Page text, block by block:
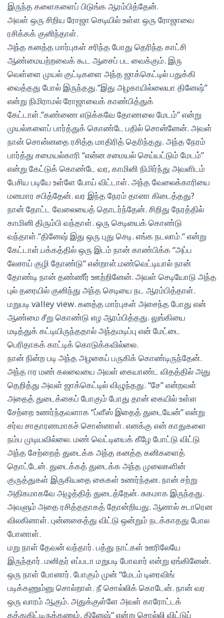
இருந்த களைகளைப் பிடுங்க ஆரம்பித்தேன்.
அவள் ஒரு சிறிய ரோஜா செடியில் உள்ள ஒரு ரோஜாவை
ரசிக்கக் குனிந்தாள்.
அந்த கனத்த மார்புகள் சரிந்த போது தெரிந்த காட்சி
ஆண்மையற்றவைக் கூட ஆசைப் பட வைக்கும். இரு
வெள்ளை முயல் குட்டிகளை அந்த ஜாக்கெட்டில் பதுக்கி
வைத்தது போல் இருந்தது.”இது அழகாயில்லையா தினேஷ்”
என்று நிமிராமல் ரோஜாவைக் காண்பித்துக்
கேட்டாள்.”கண்ணை எடுக்கவே தோணலை மேடம்” என்று
முயல்களைப் பார்த்துக் கொண்டே பதில் சொன்னேன். அவள்
நான் சொன்னதை ரசித்த மாதிரித் தெரிந்தது. அந்த நேரம்
பார்த்து சமையல்காரி “என்ன சமையல் செய்யட்டும் மேடம்”
என்று கேட்டுக் கொண்டே வர, காமினி நிமிர்ந்து அவளிடம்
பேசிய படியே உள்ளே போய் விட்டாள். அந்த வேலைக்காரியை
மனமார சபித்தேன். வர இந்த நேரம் தானா கிடைத்தது?
நான் தோட்ட வேலையைத் தொடர்ந்தேன். சிறிது நேரத்தில்
காமினி திரும்பி வந்தாள். ஒரு செடியைக் கொண்டு
வந்தாள்.”தினேஷ் இது ஒரு புது செடி. எங்க நடலாம்.” என்று
கேட்டாள்.பக்கத்தில் ஒரு இடம் நான் காண்பிக்க “அப்ப
லேசாய் குழி தோண்டு” என்றாள்.மண்வெட்டியால் நான்
தோண்டி நான் தண்ணீர் ஊற்றினேன். அவள் செடியோடு அந்த
புல் தரையில் குனிந்து அந்த செடியை நட ஆரம்பித்தாள்.
மறுபடி valley view. கனத்த மார்புகள் அசைந்த போது என்
ஆண்மை சீறு கொண்டு எழ ஆரம்பித்தது. லுங்கியை
மடித்துக் கட்டியிருந்ததால் அந்தமடிப்பு என் மேட்டை
பெரிதாகக் காட்டிக் கொடுக்கவில்லை.
நான் நின்ற படி அந்த அழகைப் பருகிக் கொண்டிருந்தேன்.
அந்த ஈர மண் கலவையை அவள் கையாண்ட விதத்தில் அது
தெறித்து அவள் ஜாக்கெட்டில் விழுந்தது. “சே” என்றவள்
அதைத் துடைக்கைப் போகும் போது தான் கையில் உள்ள
சேற்றை உணர்ந்தவளாக “ப்ளீஸ் இதைத் துடையேன்” என்று
சர்வ சாதாரணமாகச் சொன்னாள். எனக்கு என் காதுகளை
நம்ப முடியவில்லை. மண் வெட்டியைக் கீழே போட்டு விட்டு
அந்த சேற்றைத் துடைக்க அந்த கனத்த கனிகளைத்
தொட்டேன். துடைக்கத் துடைக்க அந்த முலைகளின்
குருத்துகள் இருகியதை கைகள் உணர்ந்தன. நான் சற்று
அதிகமாகவே அழுத்தித் துடைத்தேன். சுகமாக இருந்தது.
அவளும் அதை ரசித்ததாகத் தோன்றியது. ஆனால் சடாரென
விலகினாள். புன்னகைத்து விட்டு ஒன்றும் நடக்காதது போல
போனாள்.
மறு நாள் தேவன் வந்தார். பத்து நாட்கள் ஊரிலேயே
இருந்தார். மனிதர் எப்படா மறுபடி போவார் என்று ஏங்கினேன்.
ஒரு நாள் போனார். போகும் முன் “மேடம் டிரைவிங்
படிக்கணும்னு சொல்றாள். நீ சொல்லிக் கொடேன். நான் வர
ஒரு வாரம் ஆகும். அதுக்குள்ளே அவள் காரோட்டக்
கத்துகிட்டிருக்கணும், தினேஷ்” என்று சொல்லி விட்டுப்